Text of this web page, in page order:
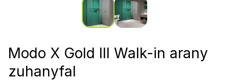
Modo X Gold III Walk-in arany
zuhanyfal